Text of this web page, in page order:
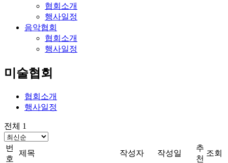
협회소개
행사일정
음악협회
협회소개
행사일정
미술협회
협회소개
행사일정
전체 1
번
호
제목 작성자 작성일
추
천
조회